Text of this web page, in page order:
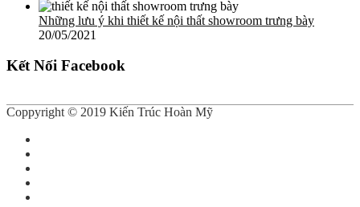
Những lưu ý khi thiết kế nội thất showroom trưng bày
20/05/2021
Kết Nối Facebook
Coppyright © 2019 Kiến Trúc Hoàn Mỹ